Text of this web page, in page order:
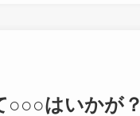
○○○はいかが？